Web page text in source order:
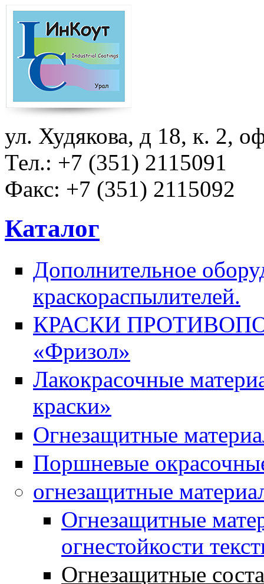
Перейти к основному содержанию
ул. Худякова, д 18, к. 2,
Тел.: +7 (351) 2115091
Факс: +7 (351) 2115092
Каталог
Дополнительное
краскораспылителей.
КРАСКИ
«Фризол»
Лакокрасочные
краски»
Огнезащитные
Поршневые
огнезащитные
Огнезащитные
огнестойкости
Огнезащитные